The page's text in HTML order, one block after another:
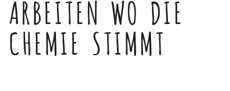
ARBEITEN WO DIE
CHEMIE STIMMT